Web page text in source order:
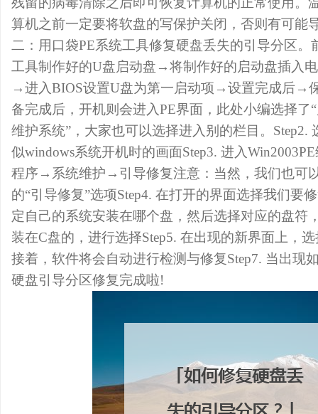
算机之前一定要将软盘的写保护关闭，否则有可能
二：用口袋PE系统工具修复硬盘丢失的引导分区。
工具制作好的U盘启动盘→将制作好的启动盘插入
→进入BIOS设置U盘为第一启动项→设置完成后→
备完成后，开机则会进入PE界面，此处小编选择了
维护系统”，大家也可以选择进入别的栏目。Step2.
似windows系统开机时的画面Step3. 进入
程序→系统维护→引导修复注意：当然，我们也可
的“引导修复”选项Step4. 在打开的界面选择我们要
定自己的系统安装在哪个盘，然后选择对应的盘符
装在C盘的，进行选择Step5. 在出现的新界面上，
接着，软件将会自动进行检测与修复Step7. 当出现
硬盘引导分区修复完成啦!